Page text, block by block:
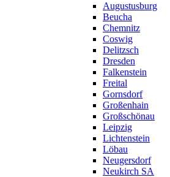
Augustusburg
Beucha
Chemnitz
Coswig
Delitzsch
Dresden
Falkenstein
Freital
Gornsdorf
Großenhain
Großschönau
Leipzig
Lichtenstein
Löbau
Neugersdorf
Neukirch SA